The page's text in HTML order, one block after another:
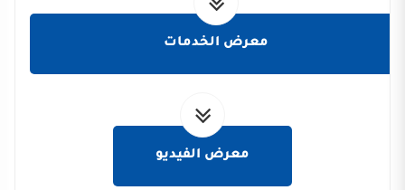
معرض الخدمات
معرض الفيديو